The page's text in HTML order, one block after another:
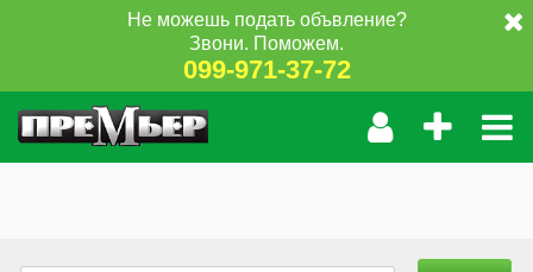
Не можешь подать объвление?
Звони. Поможем.
099-971-37-72